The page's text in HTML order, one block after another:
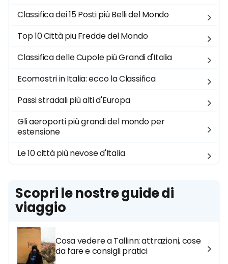
Classifica dei 15 Posti più Belli del Mondo
Top 10 Città piu Fredde del Mondo
Classifica delle Cupole più Grandi d'Italia
Ecomostri in Italia: ecco la Classifica
Passi stradali più alti d'Europa
Gli aeroporti più grandi del mondo per
estensione
Le 10 città più nevose d'Italia
Scopri le nostre guide di
viaggio
Cosa vedere a Tallinn: attrazioni, cose
da fare e consigli pratici